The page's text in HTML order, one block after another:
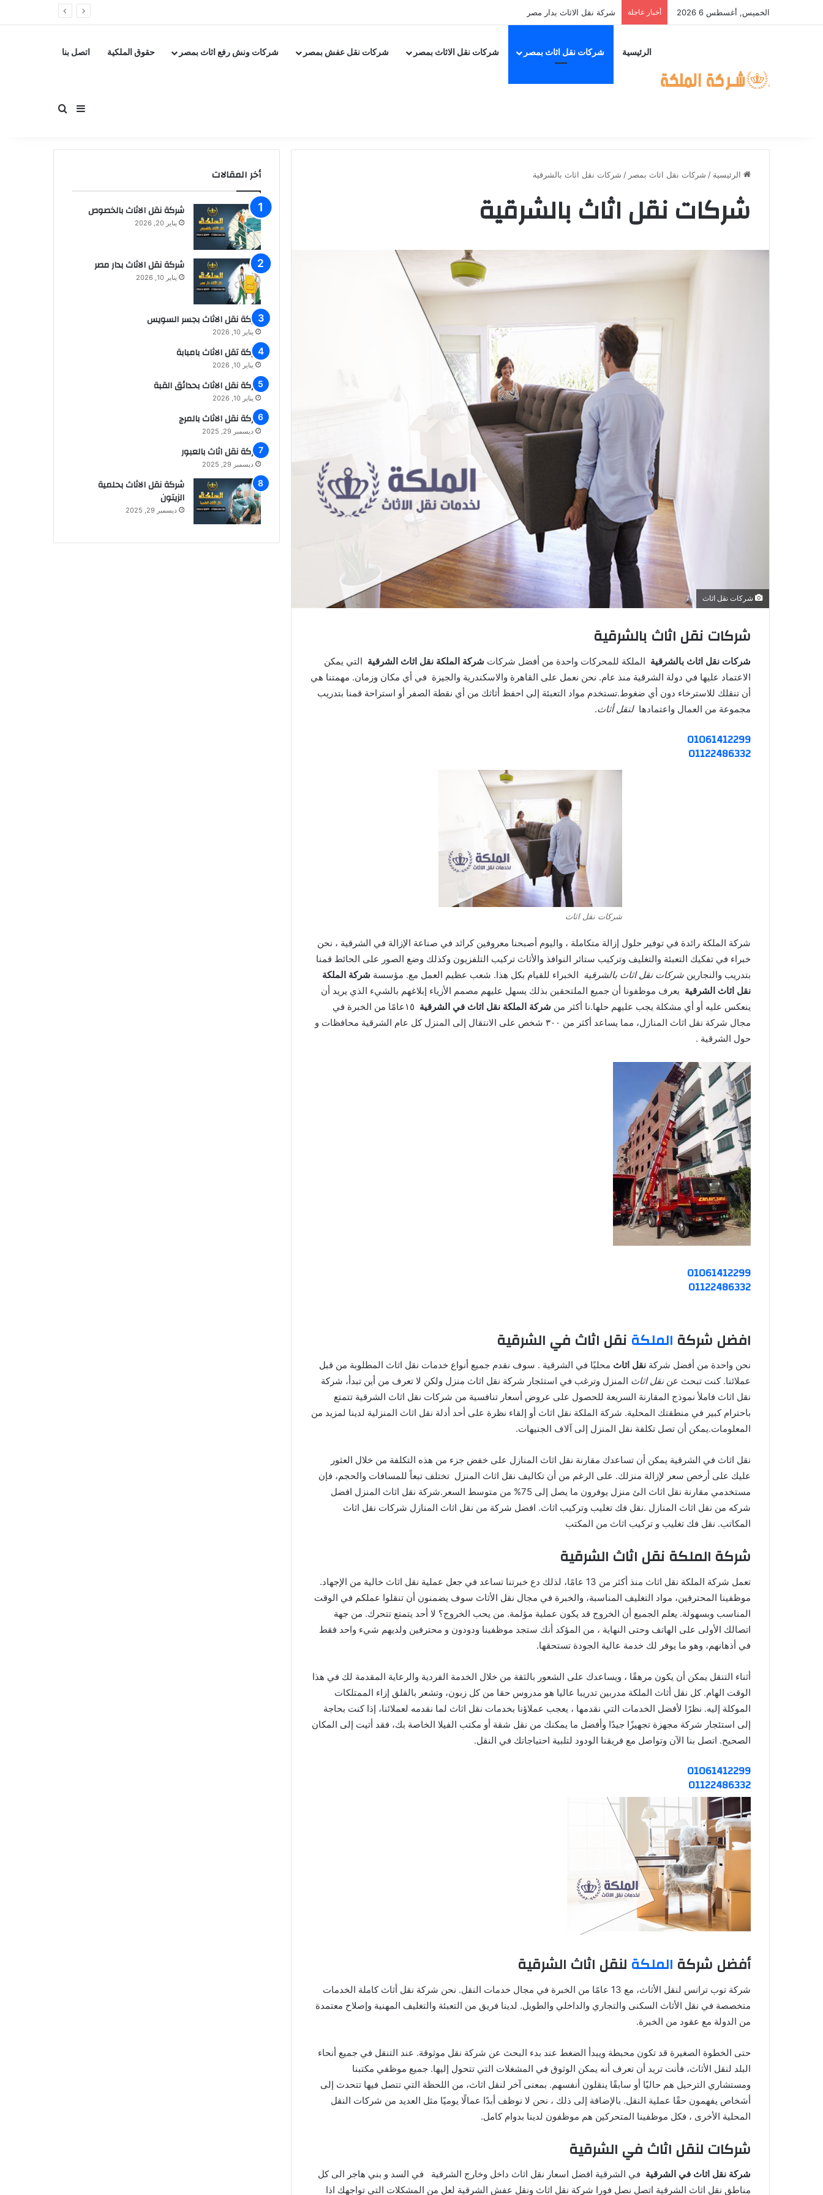
الخميس, أغسطس 6 2026 أخبار عاجلة شركة نقل الاثاث بجسر السويس
الرئيسية شركات نقل اثاث بمصر شركات نقل الاثاث بمصر شركات نقل عفش بمصر شركات ونش رفع اثاث بمصر حقوق الملكية اتصل بنا
إضافة عمود جانبي
الرئيسية / شركات نقل اثاث بمصر / شركات نقل اثاث بالشرقية
شركات نقل اثاث بالشرقية
شركات نقل اثاث
شركات نقل اثاث بالشرقية
شركات نقل اثاث بالشرقية الملكة للمحركات واحدة من أفضل شركات شركة الملكة نقل اثاث الشرقية التي يمكن
الاعتماد عليها في دولة الشرقية منذ عام. نحن نعمل على القاهرة والاسكندرية والجيزة في أي مكان وزمان. مهمتنا هي
أن تنقلك للاسترخاء دون أي ضغوط.تستخدم مواد التعبئة إلى احفظ أثاثك من أي نقطة الصفر أو استراحة قمنا بتدريب
مجموعة من العمال واعتمادهالنقل أثاث.
01061412299
01122486332
شركات نقل اثاث
شركة الملكة رائدة في توفير حلول إزالة متكاملة ، واليوم أصبحنا معروفين كرائد في صناعة الإزالة في الشرقية ، نحن
خبراء في تفكيك التعبئة والتغليف وتركيب ستائر النوافذ والأثاث تركيب التلفزيون وكذلك وضع الصور على الحائط قمنا
بتدريب والنجارين شركات نقل اثاث بالشرقية الخبراء للقيام بكل هذا. شعب عظيم العمل مع. مؤسسة شركة الملكة
نقل اثاث الشرقية يعرف موظفونا أن جميع الملتحقين بذلك يسهل عليهم مصمم الأزياء إبلاغهم بالشيء الذي يريد أن
ينعكس عليه أو أي مشكلة يجب عليهم حلها.نا أكثر من شركة الملكة نقل اثاث في الشرقية
١٥عامًا من الخبرة في
مجال شركة نقل اثاث المنازل، مما يساعد أكثر من ٣٠٠ شخص على الانتقال إلى المنزل كل عام الشرقية محافظات و
حول الشرقية .
01061412299
01122486332
افضل شركة الملكة نقل اثاث في الشرقية
نحن واحدة من أفضل شركة نقل اثاث محليًا في الشرقية . سوف نقدم جميع أنواع خدمات نقل اثاث المطلوبة من قبل
عملائنا. كنت تبحث عننقل اثاث المنزل وترغب في استئجار شركة نقل اثاث منزل ولكن لا تعرف من أين تبدأ، شركة
نقل اثاث فاملأ نموذج المقارنة السريعة للحصول على عروض أسعار تنافسية من شركات نقل اثاث الشرقية تتمتع
باحترام كبير في منطقتك المحلية. شركة الملكة نقل اثاث أو إلقاء نظرة على أحد أدلة نقل اثاث المنزلية لدينا لمزيد من
المعلومات.يمكن أن تصل تكلفة نقل المنزل إلى آلاف الجنيهات.
نقل اثاث في الشرقية يمكن أن تساعدك مقارنة نقل اثاث المنازل على خفض جزء من هذه التكلفة من خلال العثور
عليك على أرخص سعر لإزالة منزلك. على الرغم من أن تكاليف نقل اثاث المنزل تختلف تبعاً للمسافات والحجم، فإن
مستخدمي مقارنة نقل اثاث الئ منزل يوفرون ما يصل إلى 75% من متوسط ​​السعر.شركة نقل اثاث المنزل افضل
شركه من نقل اثاث المنازل .نقل فك تغليب وتركيب اثاث. افضل شركة من نقل اثاث المنازل شركات نقل اثاث
المكاتب. نقل فك تغليب و تركيب اثاث من المكتب
شركة الملكة نقل اثاث الشرقية
تعمل شركة الملكة نقل اثاث منذ أكثر من 13 عامًا، لذلك دع خبرتنا تساعد في جعل عملية نقل اثاث خالية من الإجهاد.
موظفينا المحترفين، مواد التغليف المناسبة، والخبرة في مجال نقل الأثاث سوف يضمنون أن تنقلوا عملكم في الوقت
المناسب وبسهولة. يعلم الجميع أن الخروج قد يكون عملية مؤلمة. من يحب الخروج؟ لا أحد يتمتع تتحرك. من جهة
اتصالك الأولى على الهاتف وحتى النهاية ، من المؤكد أنك ستجد موظفينا ودودون و محترفين ولديهم شيء واحد فقط
في أذهانهم، وهو ما يوفر لك خدمة عالية الجودة تستحقها.
أثناء التنقل يمكن أن يكون مرهقًا ، ويساعدك على الشعور بالثقة من خلال الخدمة الفردية والرعاية المقدمة لك في هذا
الوقت الهام. كل نقل أثاث الملكة مدربين تدريبا عاليا هو مدروس حقا من كل زبون، وتشعر بالقلق إزاء الممتلكات
الموكلة إليه. نظرًا لأفضل الخدمات التي نقدمها ، يعجب عملاؤنا بخدمات نقل اثاث لما نقدمه لعملائنا، إذا كنت بحاجة
إلى استئجار شركة مجهزة تجهيزًا جيدًا وأفضل ما يمكنك من نقل شقة أو مكتب الفيلا الخاصة بك، فقد أتيت إلى المكان
الصحيح. اتصل بنا الآن وتواصل مع فريقنا الودود لتلبية احتياجاتك في النقل.
01061412299
01122486332
أفضل شركة الملكة لنقل اثاث الشرقية
شركة توب ترانس لنقل الأثاث، مع 13 عامًا من الخبرة في مجال خدمات النقل. نحن شركة نقل أثاث كاملة الخدمات
متخصصة في نقل الأثاث السكنى والتجاري والداخلي والطويل. لدينا فريق من التعبئة والتغليف المهنية وإصلاح معتمدة
من الدولة مع عقود من الخبرة.
حتى الخطوة الصغيرة قد تكون محبطة ويبدأ الضغط عند بدء البحث عن شركة نقل موثوقة. عند التنقل في جميع أنحاء
البلد لنقل الأثاث، فأنت تريد أن تعرف أنه يمكن الوثوق في المشغلات التي تتحول إليها. جميع موظفي مكتبنا
ومستشاري الترحيل هم حاليًا أو سابقًا ينقلون أنفسهم. بمعنى آخر لنقل اثاث، من اللحظة التي تتصل فيها تتحدث إلى
أشخاص يفهمون حقًا عملية النقل. بالإضافة إلى ذلك ، نحن لا نوظف أبدًا عمالًا يوميًا مثل العديد من شركات النقل
المحلية الأخرى ، فكل موظفينا المتحركين هم موظفون لدينا بدوام كامل.
شركات لنقل اثاث في الشرقية
شركة نقل اثاث في الشرقية في الشرقية افضل اسعار نقل اثاث داخل وخارج الشرقية في السد و بني هاجر الى كل
مناطق نقل اثاث الشرقية اتصل نصل فورا شركة نقل اثاث ونقل عفش الشرقية لعل من المشكلات التي تواجهك اذا
أخر المقالات
شركة نقل الاثاث بالخصوص
يناير 20, 2026
شركة نقل الاثاث بدار مصر
يناير 10, 2026
شركة نقل الاثاث بجسر السويس
يناير 10, 2026
شركة تقل الاثاث بامبابة
يناير 10, 2026
شركة نقل الاثاث بحدائق القبة
يناير 10, 2026
شركة نقل الاثاث بالمرج
ديسمبر 29, 2025
شركة نقل اثاث بالعبور
ديسمبر 29, 2025
شركة نقل الاثاث بحلمية
الزيتون
ديسمبر 29, 2025